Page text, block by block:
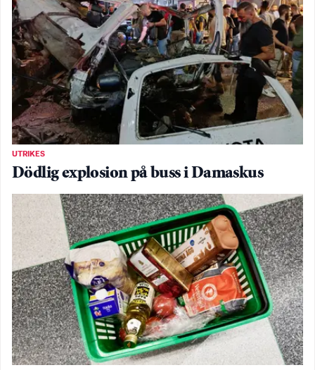
UTRIKES
Dödlig explosion på buss i Damaskus